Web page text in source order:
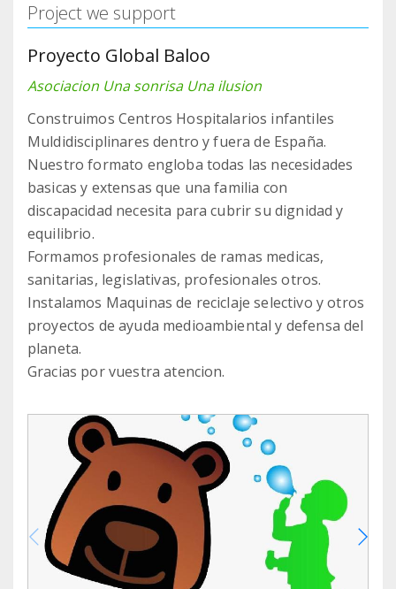
Project we support
Proyecto Global Baloo
Asociacion Una sonrisa Una ilusion
Construimos Centros Hospitalarios infantiles
Muldidisciplinares dentro y fuera de España.
Nuestro formato engloba todas las necesidades
basicas y extensas que una familia con
discapacidad necesita para cubrir su dignidad y
equilibrio.
Formamos profesionales de ramas medicas,
sanitarias, legislativas, profesionales otros.
Instalamos Maquinas de reciclaje selectivo y otros
proyectos de ayuda medioambiental y defensa del
planeta.
Gracias por vuestra atencion.